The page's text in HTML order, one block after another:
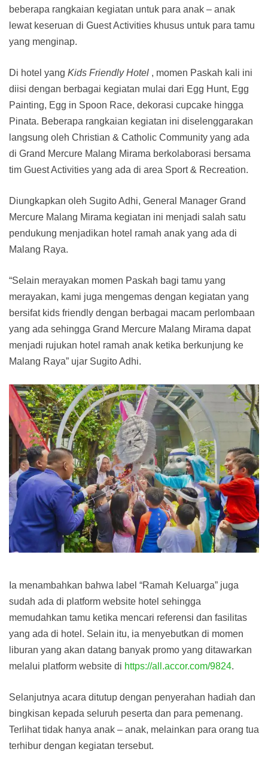
beberapa rangkaian kegiatan untuk para anak – anak
lewat keseruan di Guest Activities khusus untuk para tamu
yang menginap.
Di hotel yang Kids Friendly Hotel , momen Paskah kali ini
diisi dengan berbagai kegiatan mulai dari Egg Hunt, Egg
Painting, Egg in Spoon Race, dekorasi cupcake hingga
Pinata. Beberapa rangkaian kegiatan ini diselenggarakan
langsung oleh Christian & Catholic Community yang ada
di Grand Mercure Malang Mirama berkolaborasi bersama
tim Guest Activities yang ada di area Sport & Recreation.
Diungkapkan oleh Sugito Adhi, General Manager Grand
Mercure Malang Mirama kegiatan ini menjadi salah satu
pendukung menjadikan hotel ramah anak yang ada di
Malang Raya.
“Selain merayakan momen Paskah bagi tamu yang
merayakan, kami juga mengemas dengan kegiatan yang
bersifat kids friendly dengan berbagai macam perlombaan
yang ada sehingga Grand Mercure Malang Mirama dapat
menjadi rujukan hotel ramah anak ketika berkunjung ke
Malang Raya” ujar Sugito Adhi.
Ia menambahkan bahwa label “Ramah Keluarga” juga
sudah ada di platform website hotel sehingga
memudahkan tamu ketika mencari referensi dan fasilitas
yang ada di hotel. Selain itu, ia menyebutkan di momen
liburan yang akan datang banyak promo yang ditawarkan
melalui platform website di https://all.accor.com/9824.
Selanjutnya acara ditutup dengan penyerahan hadiah dan
bingkisan kepada seluruh peserta dan para pemenang.
Terlihat tidak hanya anak – anak, melainkan para orang tua
terhibur dengan kegiatan tersebut.